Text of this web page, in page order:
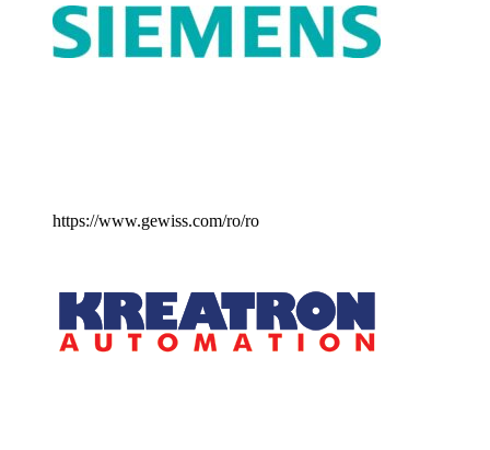
https://www.gewiss.com/ro/ro